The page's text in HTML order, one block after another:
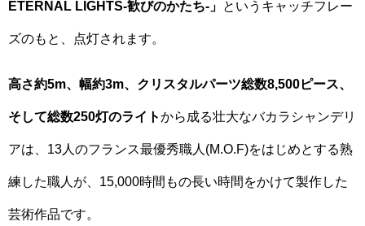
ETERNAL LIGHTS-歓びのかたち-」 というキャッチフレー
ズのもと、点灯されます。
高さ約5m、幅約3m、クリスタルパーツ総数8,500ピース、
そして総数250灯のライトから成る壮大なバカラシャンデリ
アは、13人のフランス最優秀職人(M.O.F)をはじめとする熟
練した職人が、15,000時間もの長い時間をかけて製作した
芸術作品です。